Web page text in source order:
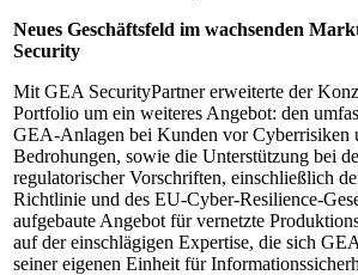
Neues Geschäftsfeld im wachsenden
Security
Mit GEA SecurityPartner erweiterte der
Portfolio um ein weiteres Angebot: den
GEA-Anlagen bei Kunden vor Cyberrisiken
Bedrohungen, sowie die Unterstützung bei
regulatorischer Vorschriften, einschließlich
Richtlinie und des EU-Cyber-Resilience-
aufgebaute Angebot für vernetzte
auf der einschlägigen Expertise, die sich
seiner eigenen Einheit für